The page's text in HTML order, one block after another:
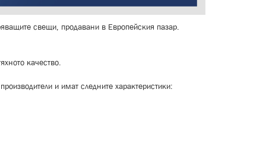
свещи, продавани в Европейския пазар.
качество.
и имат следните характеристики: